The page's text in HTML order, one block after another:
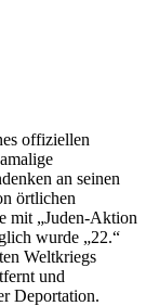
offiziellen
an seinen
örtlichen
mit „Juden-Aktion
wurde „22.“
Weltkriegs
und
Deportation.